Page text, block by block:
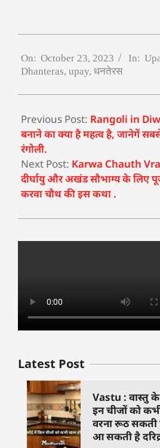
On: October 23, 2023 In:
Dhanteras, upay, धनतेरस
Previous Post: Rangoli in
बनाने का क्या है महत्व है, जानेगें
रंगोली.
Next Post: Karwa Chauth
दीर्घायु और अखंड सौभाग्य के लिए
करवा चौथ की इस कथा .
Latest Post
Vastu : वास्तु
इन चीजों को
वरना रूठ सकती
आ सकती है